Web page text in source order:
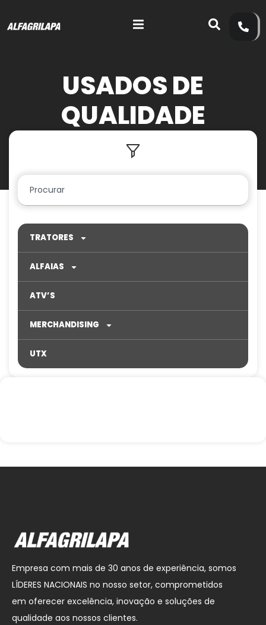
USADOS DE
QUALIDADE
TRATORES
ALFAIAS
ATV’S
MERCHANDISING
UTX
Empresa com mais de 30 anos de experiência, somos
LÍDERES NACIONAIS no nosso setor, comprometidos
em oferecer excelência, inovação e soluções de
qualidade aos nossos clientes.